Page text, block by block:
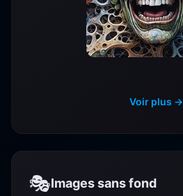
Voir plus →
🎭Images sans fond